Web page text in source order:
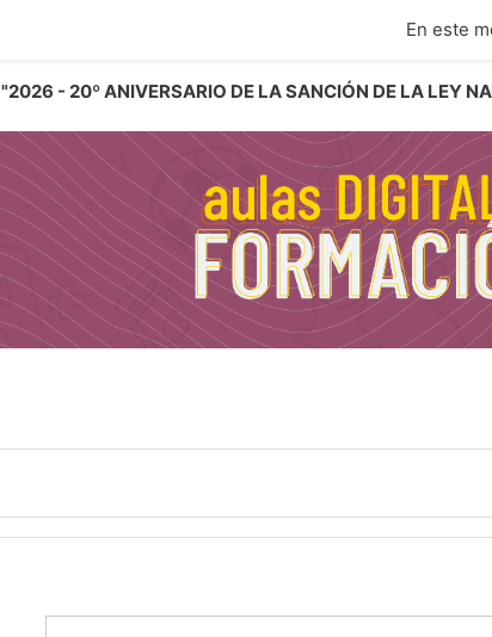
"2026 - 20º ANIVERSARIO DE LA SANCIÓN DE LA LEY
En este